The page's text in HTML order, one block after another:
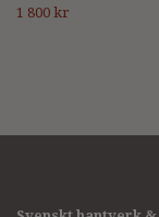
1 800 kr